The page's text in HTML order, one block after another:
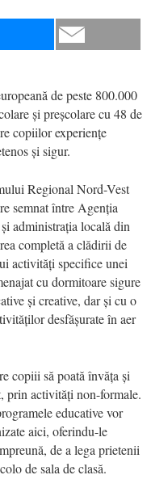
de peste 800.000
și preșcolare cu 48 de
copiilor experiențe
și sigur.
Regional Nord-Vest
semnat între Agenția
administrația locală din
completă a clădirii de
activități specifice unei
cu dormitoare sigure
și creative, dar și cu o
desfășurate în aer
copiii să poată învăța și
prin activități non-formale.
educative vor
aici, oferindu-le
de a lega prietenii
de sala de clasă.